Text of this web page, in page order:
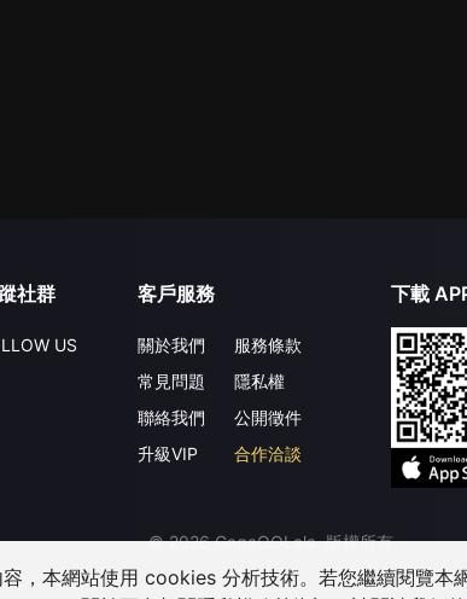
社群
US
客戶服務
關於我們
常見問題
聯絡我們
升級VIP
服務條款
隱私權
公開徵件
合作洽談
下載
©2026 GagaOOLala.版權所有
，本網站使用 cookies 分析技術。若您繼續閱覽本